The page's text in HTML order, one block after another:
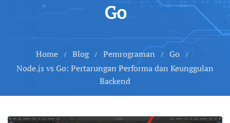
Go
Home Blog Pemrograman
Go
Node.js vs Go: Pertarungan Performa dan Keunggulan
Backend